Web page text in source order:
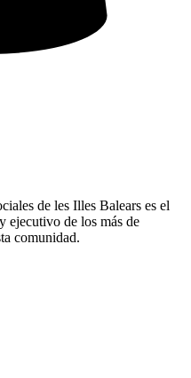
de les Illes Balears es el
ejecutivo de los más de
comunidad.